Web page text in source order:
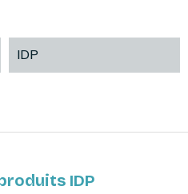
IDP
IDP